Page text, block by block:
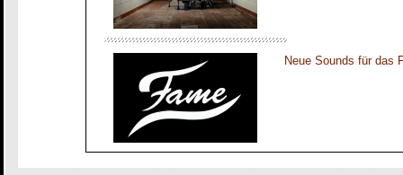
Neue Sounds für das